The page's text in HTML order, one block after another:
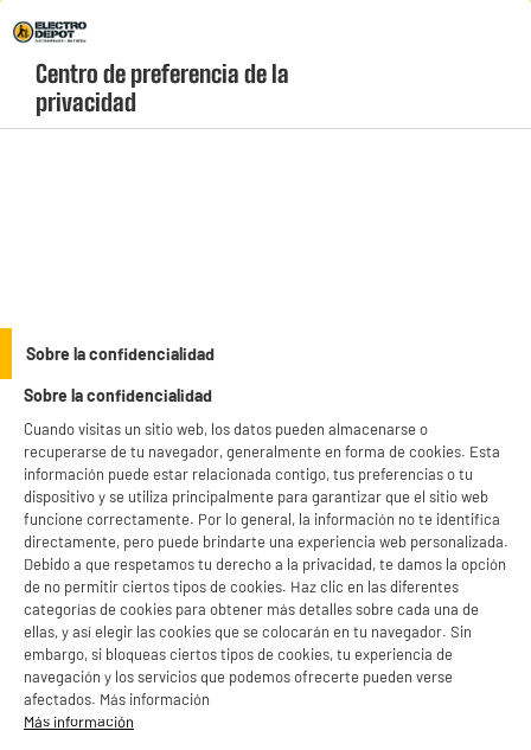
Menú
geolocation-header-icon-text
account
Centro de preferencia de la
privacidad
Sobre la confidencialidad
Sobre la confidencialidad
Cuando visitas un sitio web, los datos pueden almacenarse o
recuperarse de tu navegador, generalmente en forma de cookies. Esta
información puede estar relacionada contigo, tus preferencias o tu
dispositivo y se utiliza principalmente para garantizar que el sitio web
funcione correctamente. Por lo general, la información no te identifica
directamente, pero puede brindarte una experiencia web personalizada.
Debido a que respetamos tu derecho a la privacidad, te damos la opción
de no permitir ciertos tipos de cookies. Haz clic en las diferentes
categorías de cookies para obtener más detalles sobre cada una de
ellas, y así elegir las cookies que se colocarán en tu navegador. Sin
embargo, si bloqueas ciertos tipos de cookies, tu experiencia de
navegación y los servicios que podemos ofrecerte pueden verse
afectados. Más información
Más información